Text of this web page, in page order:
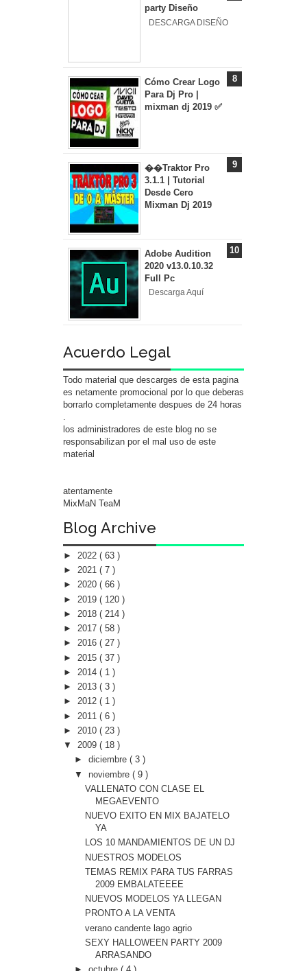
party Diseño
DESCARGA DISEÑO
Cómo Crear Logo
Para Dj Pro |
mixman dj 2019 ✅
��Traktor Pro
3.1.1 | Tutorial
Desde Cero
Mixman Dj 2019
Adobe Audition
2020 v13.0.10.32
Full Pc
Descarga Aquí
Acuerdo Legal
Todo material que descarges de esta pagina
es netamente promocional por lo que deberas
borrarlo completamente despues de 24 horas
los administradores de este blog no se
responsabilizan por el mal uso de este
material
atentamente
MixMaN TeaM
Blog Archive
► 2022 ( 63 )
► 2021 ( 7 )
► 2020 ( 66 )
► 2019 ( 120 )
► 2018 ( 214 )
► 2017 ( 58 )
► 2016 ( 27 )
► 2015 ( 37 )
► 2014 ( 1 )
► 2013 ( 3 )
► 2012 ( 1 )
► 2011 ( 6 )
► 2010 ( 23 )
▼ 2009 ( 18 )
► diciembre ( 3 )
▼ noviembre ( 9 )
VALLENATO CON CLASE EL
MEGAEVENTO
NUEVO EXITO EN MIX BAJATELO
YA
LOS 10 MANDAMIENTOS DE UN DJ
NUESTROS MODELOS
TEMAS REMIX PARA TUS FARRAS
2009 EMBALATEEEE
NUEVOS MODELOS YA LLEGAN
PRONTO A LA VENTA
verano candente lago agrio
SEXY HALLOWEEN PARTY 2009
ARRASANDO